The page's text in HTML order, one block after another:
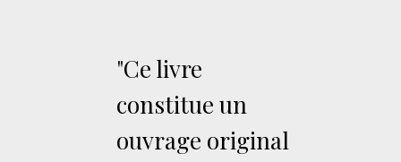
"Ce livre
constitue un
ouvrage original